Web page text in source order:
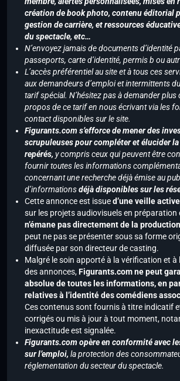
création de book photo, contenu éditorial
gestion de carrière, et ressources
du spectacle, etc…
N’envoyez jamais de documents d’identité
passeports, carte d’identité, permis b ou
L’accès préférentiel au site et à tous ces
aux demandeurs d’emploi et intermittents
tarif spécial. N’hésitez pas à demander plus
propos de ce tarif en nous écrivant via les
contact disponibles sur le site.
Figurants.com s’efforce de mener des
scrupuleuses pour compléter et élucider
repérés, y compris ceux qui peuvent être
fournir toutes les informations
concernant une recherche déjà émise au
d’informationsdéjà disponibles sur les
Cette annonce est issued’une veille
sur les projets audiovisuels en préparation
n’émane pas directement de la
peut ne pas se présenter sous sa forme
diffusée par son directeur de casting.
Malgré le soin apporté à la vérification et à
des annonces,Figurants.com ne peut
absolue de toutes les informations, en
relatives à l’identité des comédiens
Ces contenus sont fournis à titre indicatif
corrigés ou mis à jour à tout moment,
inexactitude est signalée.
Figurants.com opère en conformité avec
sur l’emploi, la protection des
réglementation du secteur du spectacle.